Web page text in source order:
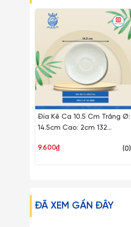
Đĩa Kê Ca 10.5 Cm Trắng Ø:
14.5cm Cao: 2cm 132
LP AS 3922
(0)
9.600₫
ĐÃ XEM GẦN ĐÂY